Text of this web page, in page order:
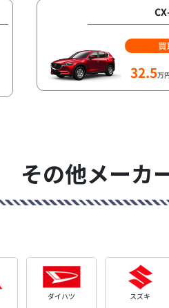
32.5万
その他メーカ
ダイハツ スズキ